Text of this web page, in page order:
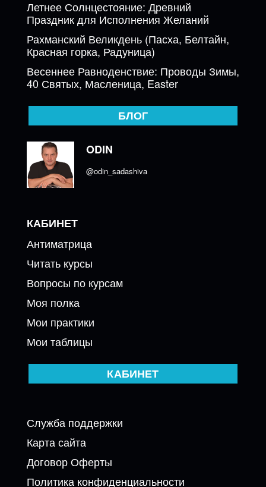
Летнее Солнцестояние: Древний
Праздник для Исполнения Желаний
Рахманский Великдень (Пасха, Белтайн,
Красная горка, Радуница)
Весеннее Равноденствие: Проводы Зимы,
40 Святых, Масленица, Easter
БЛОГ
ODIN
@odin_sadashiva
КАБИНЕТ
Антиматрица
Читать курсы
Вопросы по курсам
Моя полка
Мои практики
Мои таблицы
КАБИНЕТ
Служба поддержки
Карта сайта
Договор Оферты
Политика конфиденциальности